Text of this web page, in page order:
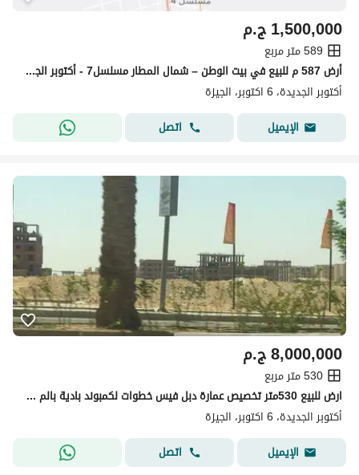
ج.م1,500,000
589 متر مربع
أرض 587 م للبيع في بيت الوطن – شمال المطار مسلسل7 - أكتوبر الجديدة - موقع مميز باكثرمناطق نموًا بمدينة أكتوبر الجديدة
أكتوبر الجديدة، 6 اكتوبر، الجيزة
الإيميل
اتصل
ج.م8,000,000
530 متر مربع
ارض للبيع 530متر تخصيص عمارة دبل فيس خطوات لكمبوند بادية بالم هيلز
أكتوبر الجديدة، 6 اكتوبر، الجيزة
الإيميل
اتصل